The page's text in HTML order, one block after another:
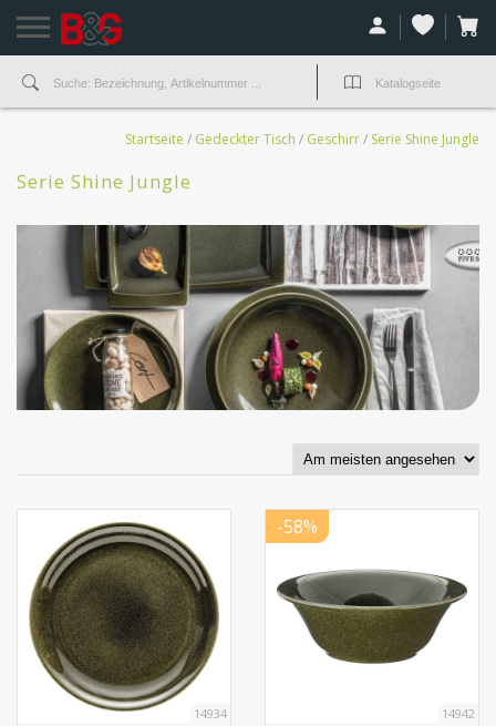
Startseite / Gedeckter Tisch / Geschirr/ Serie Shine Jungle
Serie Shine Jungle
14934 14942
-58%